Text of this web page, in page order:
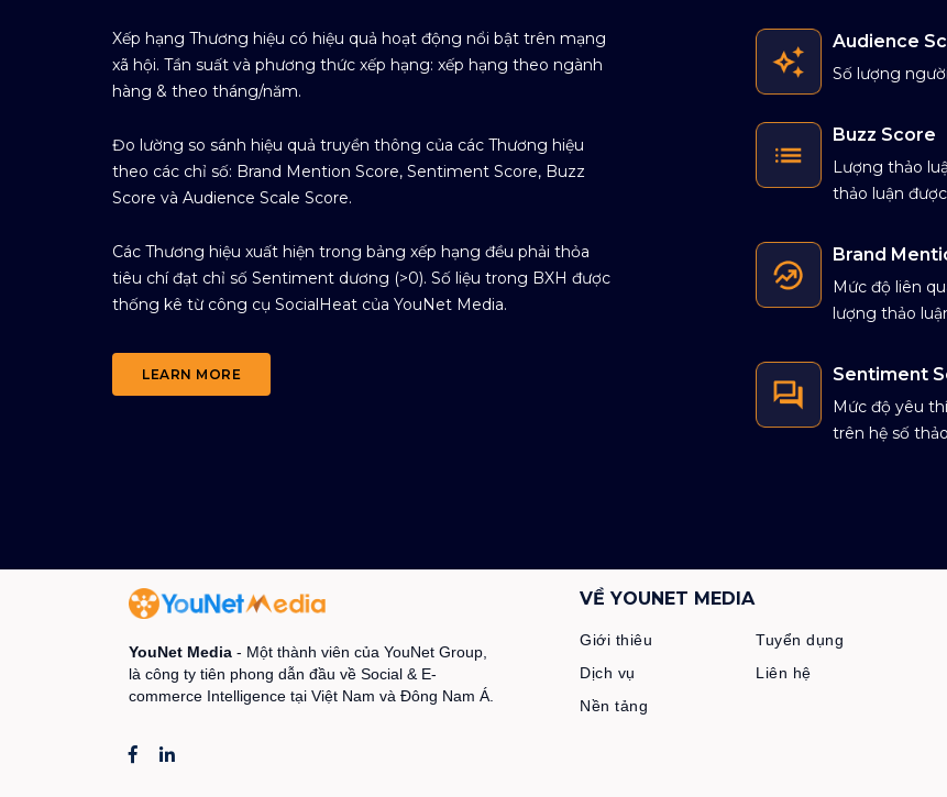
Xếp hạng Thương hiệu có hiệu quả hoạt động nổi bật trên mạng
xã hội. Tần suất và phương thức xếp hạng: xếp hạng theo ngành
hàng & theo tháng/năm.
Đo lường so sánh hiệu quả truyền thông của các Thương hiệu
theo các chỉ số: Brand Mention Score, Sentiment Score, Buzz
Score và Audience Scale Score.
Các Thương hiệu xuất hiện trong bảng xếp hạng đều phải thỏa
tiêu chí đạt chỉ số Sentiment dương (>0). Số liệu trong BXH được
thống kê từ công cụ SocialHeat của YouNet Media.
LEARN MORE
Audience
Số lượng
Buzz Score
Lượng thảo
thảo luận
Brand
Mức độ liên
lượng thảo
Sentiment
Mức độ yêu
trên hệ số
YouNet Media - Một thành viên của YouNet Group,
là công ty tiên phong dẫn đầu về Social & E-
commerce Intelligence tại Việt Nam và Đông Nam Á.
VỀ YOUNET MEDIA
Giới thiêu
Tuyển dụng
Dịch vụ
Liên hệ
Nền tảng